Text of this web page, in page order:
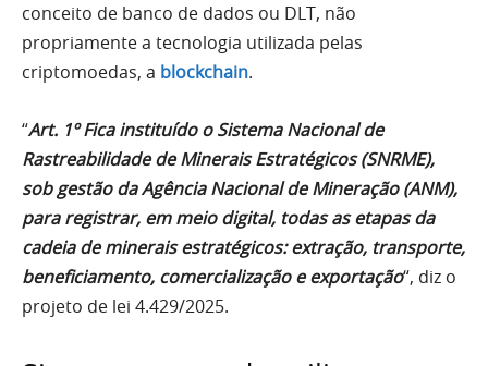
conceito de banco de dados ou DLT, não
propriamente a tecnologia utilizada pelas
criptomoedas, a blockchain.
“Art. 1º Fica instituído o Sistema Nacional de
Rastreabilidade de Minerais Estratégicos (SNRME),
sob gestão da Agência Nacional de Mineração (ANM),
para registrar, em meio digital, todas as etapas da
cadeia de minerais estratégicos: extração, transporte,
beneficiamento, comercialização e exportação“, diz o
projeto de lei 4.429/2025.